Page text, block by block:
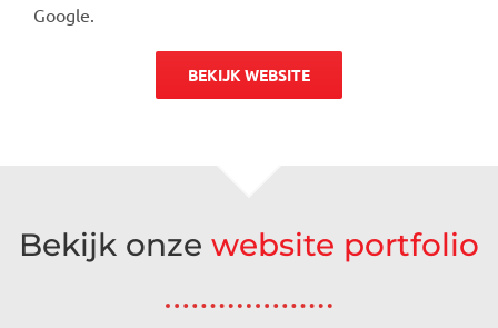
Google.
BEKIJK WEBSITE
Bekijk onze website portfolio